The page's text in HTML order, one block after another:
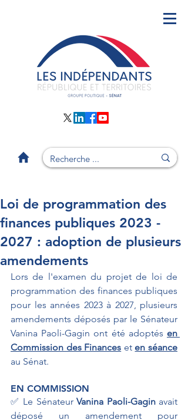
Loi de programmation des
finances publiques 2023 -
2027 : adoption de plusieurs
amendements
Lors de l'examen du projet de loi de
programmation des finances publiques
pour les années 2023 à 2027, plusieurs
amendements déposés par le Sénateur
Vanina Paoli-Gagin ont été adoptés en
Commission des Finances et en séance
au Sénat.
EN COMMISSION
✅ Le Sénateur Vanina Paoli-Gagin avait
déposé un amendement pour